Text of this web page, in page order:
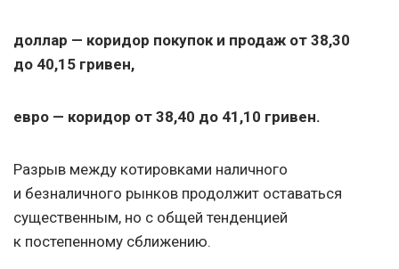
доллар — коридор покупок и продаж от 38,30
до 40,15 гривен,
евро — коридор от 38,40 до 41,10 гривен.
Разрыв между котировками наличного
и безналичного рынков продолжит оставаться
существенным, но с общей тенденцией
к постепенному сближению.